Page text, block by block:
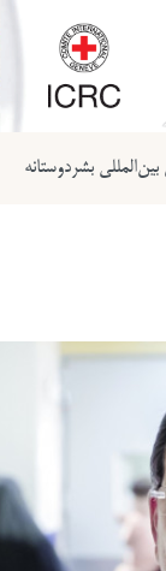
بشردوستانه